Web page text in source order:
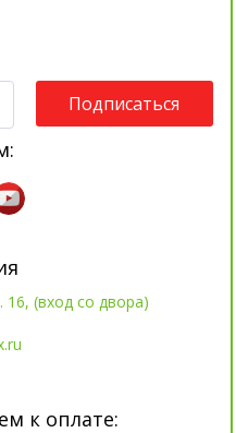
Подписаться
(вход со двора)
к оплате: